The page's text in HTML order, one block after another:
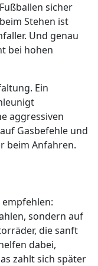
sicher
Stehen ist
Und genau
bei hohen
Ein
aggressiven
Gasbefehle und
beim Anfahren.
sondern auf
die sanft
dabei,
zahlt sich später